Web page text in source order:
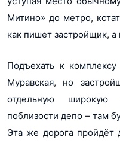
Митино» до метро,
как пишет застройщик, а
Подъехать к
Муравская, но
отдельную широкую
поблизости депо – там
Эта же дорога пройдёт